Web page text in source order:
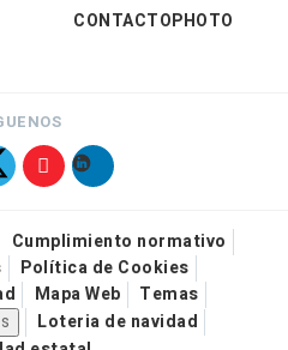
CONTACTOPHOTO
Cumplimiento normativo
Política de Cookies
Mapa Web
Temas
Loteria de navidad